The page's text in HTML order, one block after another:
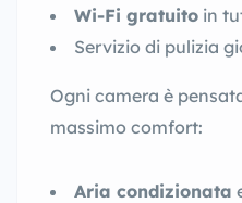
Wi-Fi gratuito in
Servizio di pulizia
Ogni camera è
massimo comfort:
Aria condizionata